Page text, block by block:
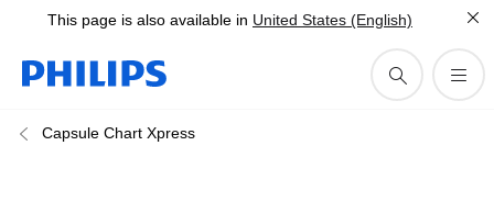
This page is also available in United States (English)
Capsule Chart Xpress